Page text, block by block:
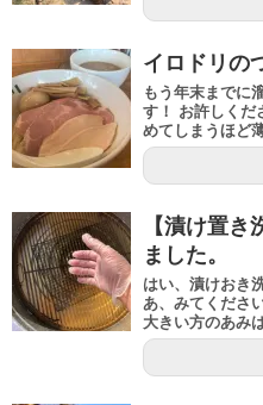
イロドリの
もう年末までに
す！ お許しくだ
めてしまうほど
【漬け置
ました。
はい、漬けおき
あ、みてくださ
大きい方のあみ